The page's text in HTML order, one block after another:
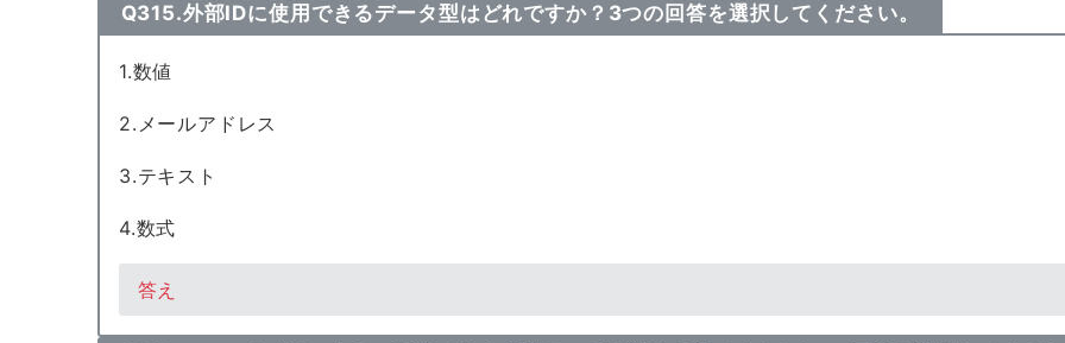
Q315.外部IDに使用できるデータ型はどれですか？3つの回答を選択してください。
1.数値
2.メールアドレス
3.テキスト
4.数式
答え